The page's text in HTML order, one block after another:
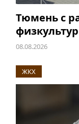
Тюмень с
08.08.2026
ЖКХ